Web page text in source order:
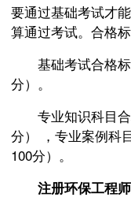
要通过基础考试才
算通过考试。合格
基础考试合格标
分）。
专业知识科目合
分） ，专业案例科
100分）。
注册环保工程